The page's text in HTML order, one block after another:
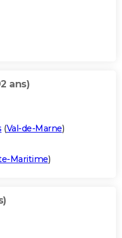
ans)
(Val-de-Marne)
Maritime)